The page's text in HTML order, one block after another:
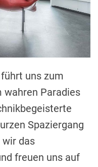
uns zum
wahren Paradies
Spaziergang
das
freuen uns auf